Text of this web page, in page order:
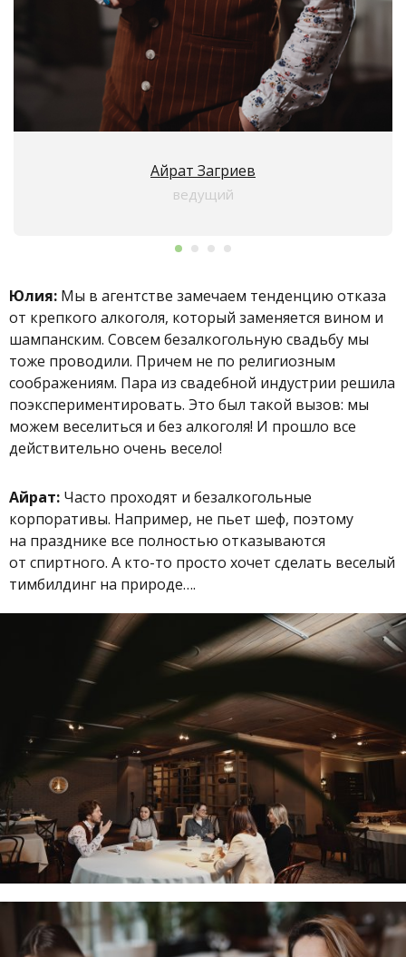
Айрат Загриев
ведущий
Юлия: Мы в агентстве замечаем тенденцию отказа
от крепкого алкоголя, который заменяется вином и
шампанским. Совсем безалкогольную свадьбу мы
тоже проводили. Причем не по религиозным
соображениям. Пара из свадебной индустрии решила
поэкспериментировать. Это был такой вызов: мы
можем веселиться и без алкоголя! И прошло все
действительно очень весело!
Айрат: Часто проходят и безалкогольные
корпоративы. Например, не пьет шеф, поэтому
на празднике все полностью отказываются
от спиртного. А кто-то просто хочет сделать веселый
тимбилдинг на природе….